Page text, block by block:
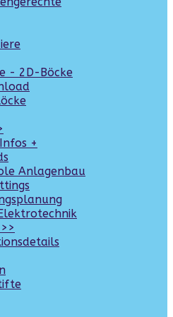
- 2D-Böcke
+
Anlagenbau